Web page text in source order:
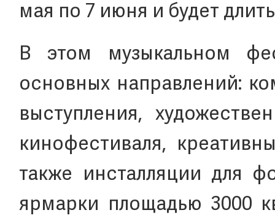
мая по 7 июня и будет
В этом музыкальном
основных направлений:
выступления,
кинофестиваля,
также инсталляции для
ярмарки площадью 3000